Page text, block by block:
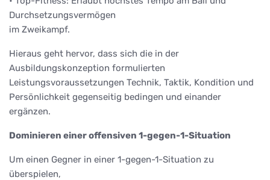
Durchsetzungsvermögen
im Zweikampf.
Hieraus geht hervor, dass sich die in der
Ausbildungskonzeption formulierten
Leistungsvoraussetzungen Technik, Taktik, Kondition und
Persönlichkeit gegenseitig bedingen und einander
ergänzen.
Dominieren einer offensiven 1-gegen-1-Situation
Um einen Gegner in einer 1-gegen-1-Situation zu
überspielen,